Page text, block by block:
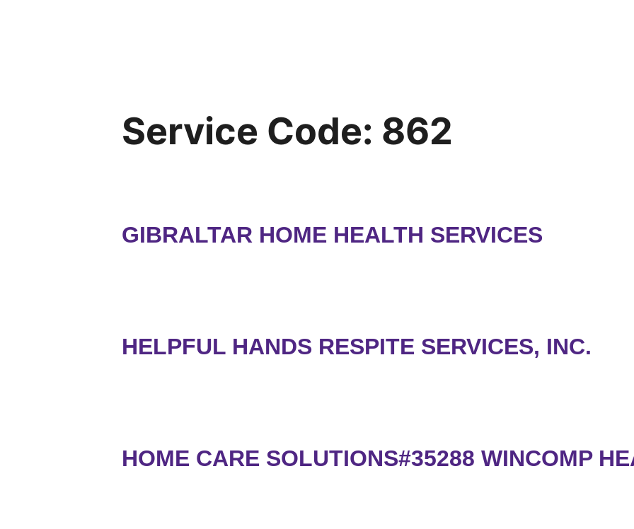
Service Code: 862
GIBRALTAR HOME HEALTH SERVICES
HELPFUL HANDS RESPITE SERVICES, INC.
HOME CARE SOLUTIONS#35288 WINCOMP